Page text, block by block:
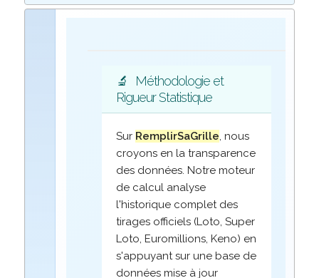
🔬
Méthodologie et
Rigueur Statistique
Sur RemplirSaGrille, nous
croyons en la transparence
des données. Notre moteur
de calcul analyse
l'historique complet des
tirages officiels (Loto, Super
Loto, Euromillions, Keno) en
s'appuyant sur une base de
données mise à jour